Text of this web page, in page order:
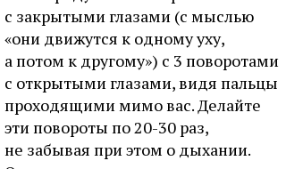
с закрытыми глазами (с мыслью
«они движутся к одному уху,
а потом к другому») с 3 поворотами
с открытыми глазами, видя пальцы
проходящими мимо вас. Делайте
эти повороты по 20-30 раз,
не забывая при этом о дыхании.